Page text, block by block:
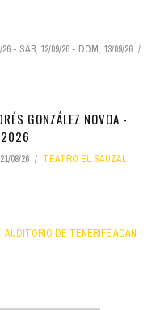
- SÁB, 12/09/26 - DOM, 13/09/26
GONZÁLEZ NOVOA -
2026
08/26 TEATRO EL SAUZAL
AUDITORIO DE TENERIFE ADÁN